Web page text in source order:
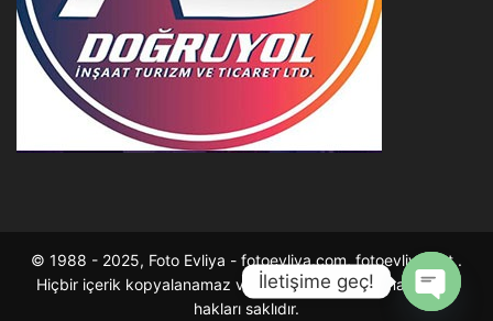
© 1988 - 2025, Foto Evliya - fotoevliya.com, fotoevliya.net .
Hiçbir içerik kopyalanamaz ve çoğaltılarak satılamaz . Tüm
hakları saklıdır.
İletişime geç!